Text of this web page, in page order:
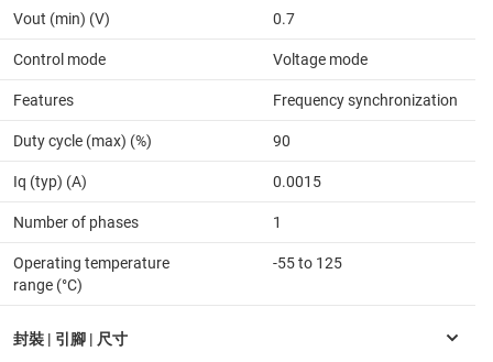
Vout (min) (V) 0.7
Control mode Voltage mode
Features Frequency synchronization
Duty cycle (max) (%) 90
Iq (typ) (A) 0.0015
Number of phases 1
Operating temperature
range (°C)
-55 to 125